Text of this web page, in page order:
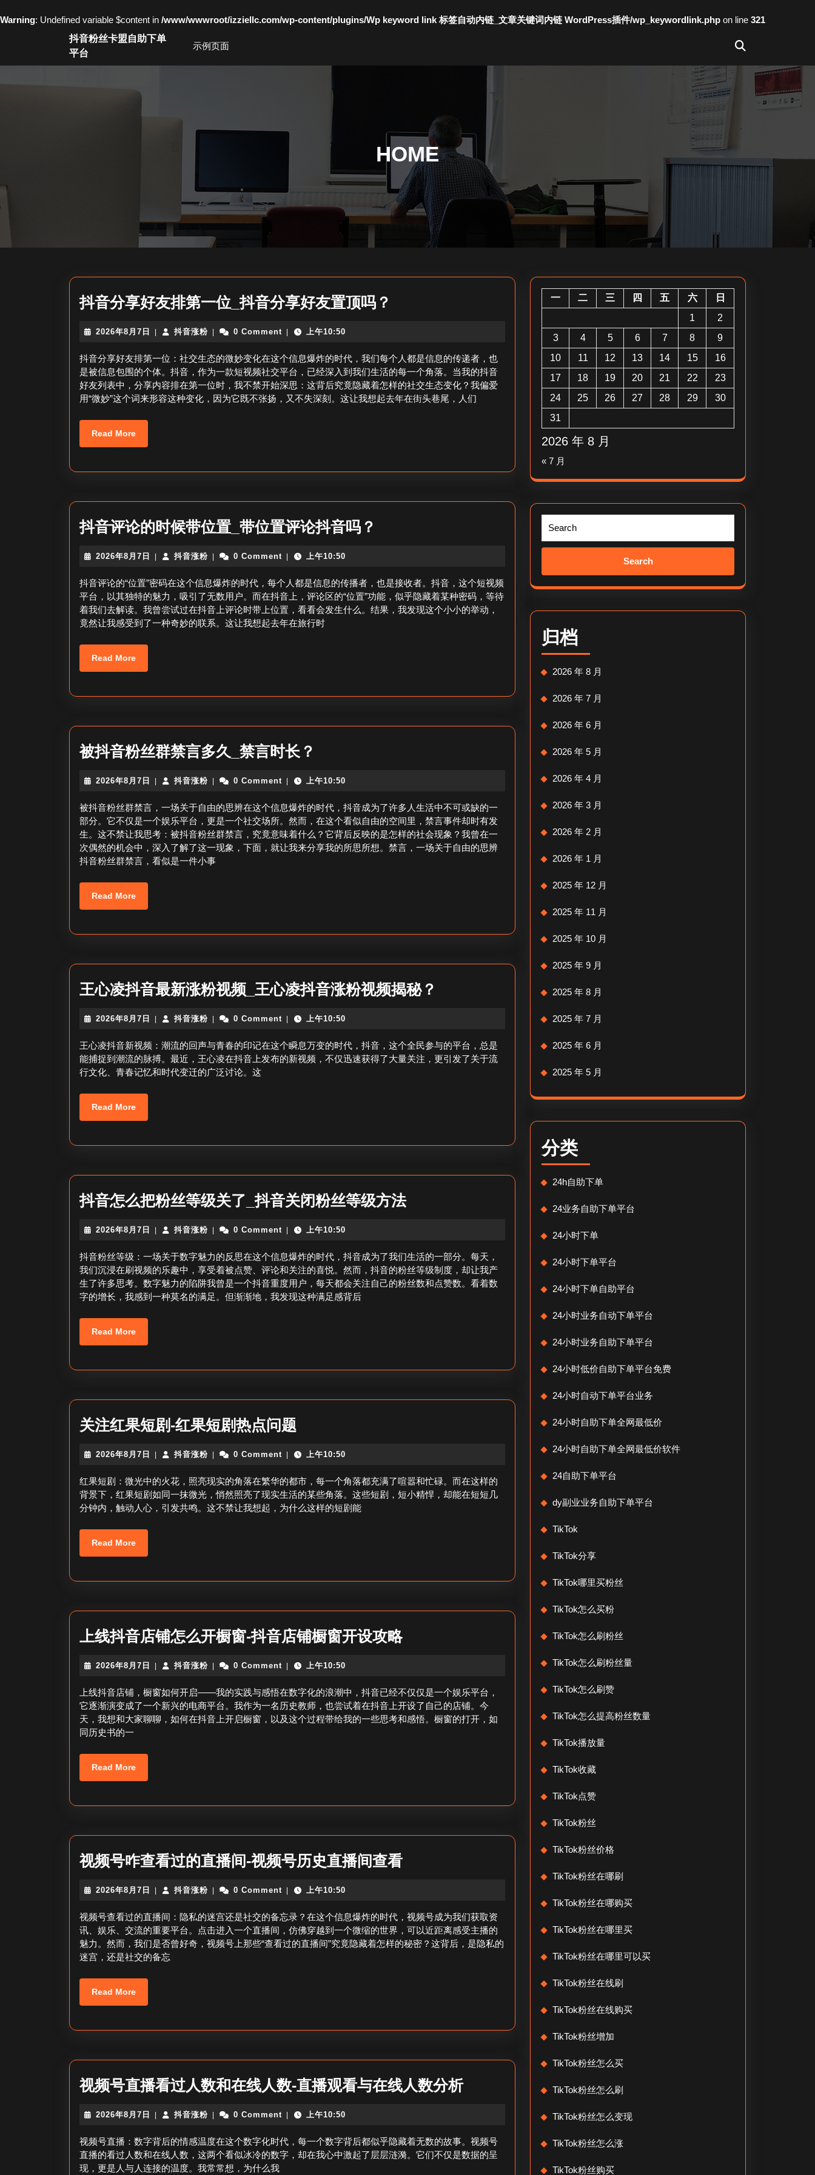
Warning: Undefined variable $content in /www/wwwroot/izziellc.com/wp-content/plugins/Wp keyword link 标签自动内链_文章关键词内链 WordPress插件/wp_keywordlink.php on line 321
抖音粉丝卡盟自助下单
平台
示例页面
HOME
抖音分享好友排第一位_抖音分享好友置顶吗？
享
好
友
抖
好
友
置
2026年8月7日
2026
8
月
7
日
抖音涨粉抖
涨
粉
0 Comment 上午10:50
抖音分享好友排第一位：社交生态的微妙变化在这个信息爆炸的时代，我们每个人都是信息的传递者，也
是被信息包围的个体。抖音，作为一款短视频社交平台，已经深入到我们生活的每一个角落。当我的抖音
好友列表中，分享内容排在第一位时，我不禁开始深思：这背后究竟隐藏着怎样的社交生态变化？我偏爱
用“微妙”这个词来形容这种变化，因为它既不张扬，又不失深刻。这让我想起去年在街头巷尾，人们
Read MoreRead
More
抖音评论的时候带位置_带位置评论抖音吗？
论
的
时
带
论
抖
音
吗？
2026年8月7日
2026
8
月
7
日
抖音涨粉抖
涨
粉
0 Comment 上午10:50
抖音评论的“位置”密码在这个信息爆炸的时代，每个人都是信息的传播者，也是接收者。抖音，这个短视频
平台，以其独特的魅力，吸引了无数用户。而在抖音上，评论区的“位置”功能，似乎隐藏着某种密码，等待
着我们去解读。我曾尝试过在抖音上评论时带上位置，看看会发生什么。结果，我发现这个小小的举动，
竟然让我感受到了一种奇妙的联系。这让我想起去年在旅行时
Read MoreRead
More
被抖音粉丝群禁言多久_禁言时长？
音
粉
丝
群
_
言
时
2026年8月7日
2026
8
月
日
抖音涨粉抖
涨
粉
0 Comment 上午10:50
被抖音粉丝群禁言，一场关于自由的思辨在这个信息爆炸的时代，抖音成为了许多人生活中不可或缺的一
部分。它不仅是一个娱乐平台，更是一个社交场所。然而，在这个看似自由的空间里，禁言事件却时有发
生。这不禁让我思考：被抖音粉丝群禁言，究竟意味着什么？它背后反映的是怎样的社会现象？我曾在一
次偶然的机会中，深入了解了这一现象，下面，就让我来分享我的所思所想。禁言，一场关于自由的思辨
抖音粉丝群禁言，看似是一件小事
Read MoreRead
More
王心凌抖音最新涨粉视频_王心凌抖音涨粉视频揭秘？
抖
音
频
抖
音
揭
2026年8月7日
2026
8
月
7
日
抖音涨粉抖
涨
粉
0 Comment 上午10:50
王心凌抖音新视频：潮流的回声与青春的印记在这个瞬息万变的时代，抖音，这个全民参与的平台，总是
能捕捉到潮流的脉搏。最近，王心凌在抖音上发布的新视频，不仅迅速获得了大量关注，更引发了关于流
行文化、青春记忆和时代变迁的广泛讨论。这
Read MoreRead
More
抖音怎么把粉丝等级关了_抖音关闭粉丝等级方法抖
么
把
粉
_
闭
粉
法
2026年8月7日
2026
8
月
7
日
抖音涨粉抖
涨
粉
0 Comment 上午10:50
抖音粉丝等级：一场关于数字魅力的反思在这个信息爆炸的时代，抖音成为了我们生活的一部分。每天，
我们沉浸在刷视频的乐趣中，享受着被点赞、评论和关注的喜悦。然而，抖音的粉丝等级制度，却让我产
生了许多思考。数字魅力的陷阱我曾是一个抖音重度用户，每天都会关注自己的粉丝数和点赞数。看着数
字的增长，我感到一种莫名的满足。但渐渐地，我发现这种满足感背后
Read MoreRead
More
关注红果短剧-红果短剧热点问题
红
果
短
剧-
热
点
问
题
2026年8月7日
2026
8
月
7
日
抖音涨粉抖
涨
粉
0 Comment 上午10:50
红果短剧：微光中的火花，照亮现实的角落在繁华的都市，每一个角落都充满了喧嚣和忙碌。而在这样的
背景下，红果短剧如同一抹微光，悄然照亮了现实生活的某些角落。这些短剧，短小精悍，却能在短短几
分钟内，触动人心，引发共鸣。这不禁让我想起，为什么这样的短剧能
Read MoreRead
More
上线抖音店铺怎么开橱窗-抖音店铺橱窗开设攻略上
音
店
铺
抖
音
橱
窗
开
2026年8月7日
2026
8
月
日
抖音涨粉抖
粉
0 Comment 上午10:50
上线抖音店铺，橱窗如何开启——我的实践与感悟在数字化的浪潮中，抖音已经不仅仅是一个娱乐平台，
它逐渐演变成了一个新兴的电商平台。我作为一名历史教师，也尝试着在抖音上开设了自己的店铺。今
天，我想和大家聊聊，如何在抖音上开启橱窗，以及这个过程带给我的一些思考和感悟。橱窗的打开，如
同历史书的一
Read MoreRead
More
视频号咋查看过的直播间-视频号历史直播间查看视
咋
查
看
视
频
号
史
直
2026年8月7日
2026
8
月
7
日
抖音涨粉抖
涨
粉
0 Comment 上午10:50
视频号查看过的直播间：隐私的迷宫还是社交的备忘录？在这个信息爆炸的时代，视频号成为我们获取资
讯、娱乐、交流的重要平台。点击进入一个直播间，仿佛穿越到一个微缩的世界，可以近距离感受主播的
魅力。然而，我们是否曾好奇，视频号上那些“查看过的直播间”究竟隐藏着怎样的秘密？这背后，是隐私的
迷宫，还是社交的备忘
Read MoreRead
More
视频号直播看过人数和在线人数-直播观看与在线人数分析视
直
播
2026年8月7日
2026
8
月
7
日
抖音涨粉抖
涨
粉
0 Comment 上午10:50
视频号直播：数字背后的情感温度在这个数字化时代，每一个数字背后都似乎隐藏着无数的故事。视频号
直播的看过人数和在线人数，这两个看似冰冷的数字，却在我心中激起了层层涟漪。它们不仅是数据的呈
现，更是人与人连接的温度。我常常想，为什么我
2026 年 8 月
一 二 三 四 五 六
日
1
2
3
4 5 6 7 8
9
10
11 12 13 14 15
16
17
18 19 20 21 22
23
24
25 26 27 28 29
30
31
« 7 月
Search
归档
2026 年 8 月
2026 年 7 月
2026 年 6 月
2026 年 5 月
2026 年 4 月
2026 年 3 月
2026 年 2 月
2026 年 1 月
2025 年 12 月
2025 年 11 月
2025 年 10 月
2025 年 9 月
2025 年 8 月
2025 年 7 月
2025 年 6 月
2025 年 5 月
分类
24h自助下单
24业务自助下单平台
24小时下单
24小时下单平台
24小时下单自助平台
24小时业务自动下单平台
24小时业务自助下单平台
24小时低价自助下单平台免费
24小时自动下单平台业务
24小时自助下单全网最低价
24小时自助下单全网最低价软件
24自助下单平台
dy副业业务自助下单平台
TikTok
TikTok分享
TikTok哪里买粉丝
TikTok怎么买粉
TikTok怎么刷粉丝
TikTok怎么刷粉丝量
TikTok怎么刷赞
TikTok怎么提高粉丝数量
TikTok播放量
TikTok收藏
TikTok点赞
TikTok粉丝
TikTok粉丝价格
TikTok粉丝在哪刷
TikTok粉丝在哪购买
TikTok粉丝在哪里买
TikTok粉丝在哪里可以买
TikTok粉丝在线刷
TikTok粉丝在线购买
TikTok粉丝增加
TikTok粉丝怎么买
TikTok粉丝怎么刷
TikTok粉丝怎么变现
TikTok粉丝怎么涨
TikTok粉丝购买